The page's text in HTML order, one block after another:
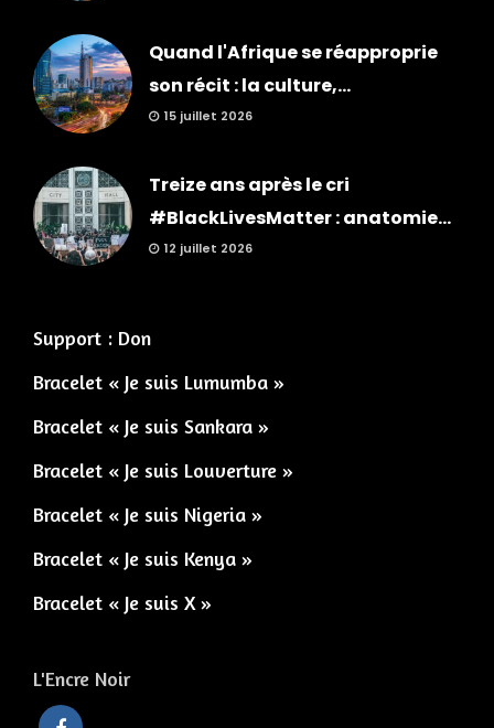
Quand l'Afrique se réapproprie
son récit : la culture,...
15 juillet 2026
Treize ans après le cri
#BlackLivesMatter : anatomie...
12 juillet 2026
Support : Don
Bracelet « Je suis Lumumba »
Bracelet « Je suis Sankara »
Bracelet « Je suis Louverture »
Bracelet « Je suis Nigeria »
Bracelet « Je suis Kenya »
Bracelet « Je suis X »
L'Encre Noir